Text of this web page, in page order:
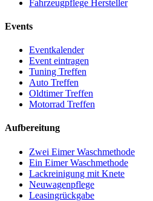
Fahrzeugpflege Hersteller
Events
Eventkalender
Event eintragen
Tuning Treffen
Auto Treffen
Oldtimer Treffen
Motorrad Treffen
Aufbereitung
Zwei Eimer Waschmethode
Ein Eimer Waschmethode
Lackreinigung mit Knete
Neuwagenpflege
Leasingrückgabe